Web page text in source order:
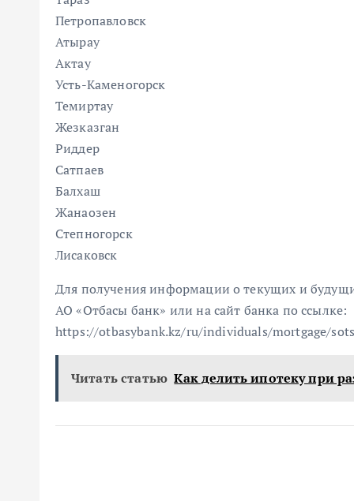
Петропавловск
Атырау
Актау
Усть-Каменогорск
Темиртау
Жезказган
Риддер
Сатпаев
Балхаш
Жанаозен
Степногорск
Лисаковск
Для получения информации о текущих и
АО «Отбасы банк» или на сайт банка по ссылке:
https://otbasybank.kz/ru/individuals/mortgage/
Читать статью Как делить ипотеку при